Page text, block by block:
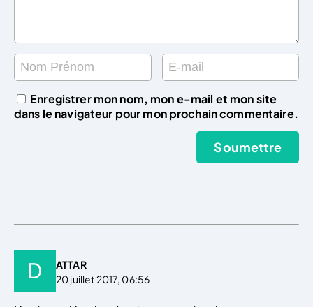
Enregistrer mon nom, mon e-mail et mon site
dans le navigateur pour mon prochain commentaire.
ATTAR
20 juillet 2017, 06:56